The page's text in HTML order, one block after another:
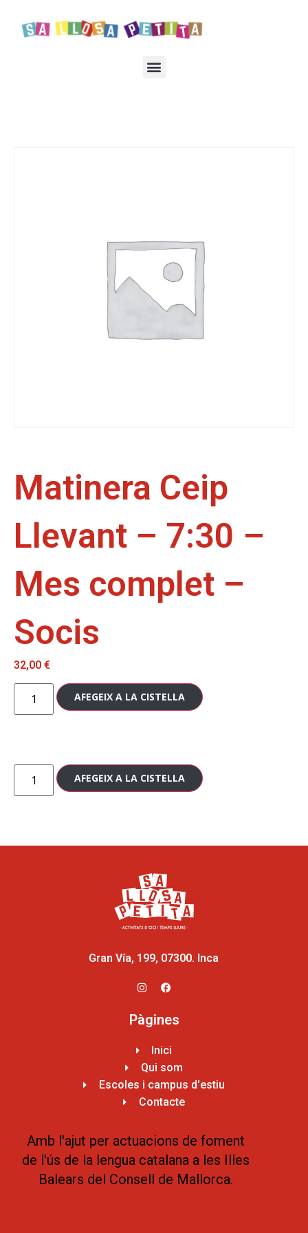
Matinera Ceip
Llevant – 7:30 –
Mes complet –
Socis
32,00 €
AFEGEIX A LA CISTELLA
AFEGEIX A LA CISTELLA
Gran Vía, 199, 07300. Inca
Pàgines
Inici
Qui som
Escoles i campus d'estiu
Contacte
Amb l'ajut per actuacions de foment
de l'ús de la lengua catalana a les Illes
Balears del Consell de Mallorca.